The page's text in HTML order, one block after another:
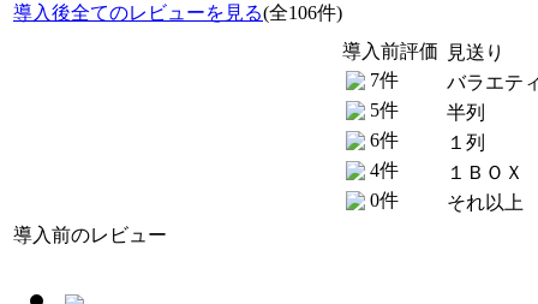
導入後全てのレビューを見る(全106件)
導入前評価
7件
5件
6件
4件
0件
見送り
バラエテ
半列
１列
１ＢＯＸ
それ以上
導入前のレビュー